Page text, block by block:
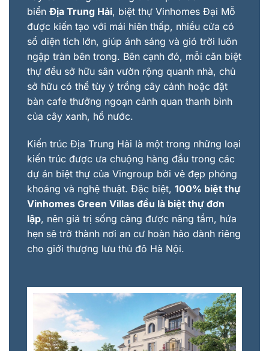
biển Địa Trung Hải, biệt thự Vinhomes Đại Mỗ
được kiến tạo với mái hiên thấp, nhiều cửa có
sổ diện tích lớn, giúp ánh sáng và gió trời luôn
ngập tràn bên trong. Bên cạnh đó, mỗi căn biệt
thự đều sở hữu sân vườn rộng quanh nhà, chủ
sở hữu có thể tùy ý trồng cây cảnh hoặc đặt
bàn cafe thưởng ngoạn cảnh quan thanh bình
của cây xanh, hồ nước.
Kiến trúc Địa Trung Hải là một trong những loại
kiến trúc được ưa chuộng hàng đầu trong các
dự án biệt thự của Vingroup bởi vẻ đẹp phóng
khoáng và nghệ thuật. Đặc biệt, 100% biệt thự
Vinhomes Green Villas đều là biệt thự đơn
lập, nên giá trị sống càng được nâng tầm, hứa
hẹn sẽ trở thành nơi an cư hoàn hảo dành riêng
cho giới thượng lưu thủ đô Hà Nội.